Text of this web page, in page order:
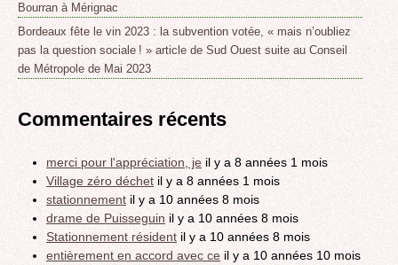
Bourran à Mérignac
Bordeaux fête le vin 2023 : la subvention votée, « mais n’oubliez
pas la question sociale ! » article de Sud Ouest suite au Conseil
de Métropole de Mai 2023
Commentaires récents
merci pour l'appréciation, je il y a 8 années 1 mois
Village zéro déchet il y a 8 années 1 mois
stationnement il y a 10 années 8 mois
drame de Puisseguin il y a 10 années 8 mois
Stationnement résident il y a 10 années 8 mois
entièrement en accord avec ce il y a 10 années 10 mois